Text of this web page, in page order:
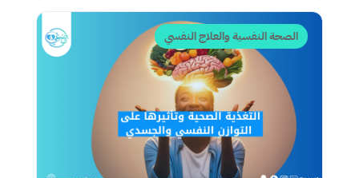
الصحة النفسية والعلاج النفسي